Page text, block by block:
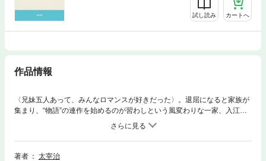
試し読み カートへ
作品情報
〈兄妹五人あって、みんなロマンスが好きだった〉。退屈になると家族が
集まり、“物語”の連作を始めるのが習わしという風変わりな一家、入江
家。兄妹の個性的なキャラクターと、順々に語られる物語世界とが重層的
に響きあうユニークな家族小説「愛と美について」ほか、「ろまん燈籠」
「秋風記」など、バラエティに富んだ秀作七編を収録。
著者
太宰治